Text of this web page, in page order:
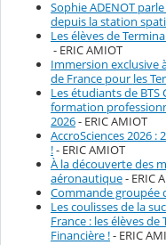
Sophie ADENOT
depuis la station
Les élèves de
- ERIC AMIOT
Immersion exclusive
de France pour les
Les étudiants de BTS
formation
2026- ERIC AMIOT
AccroSciences 2026 :
!- ERIC AMIOT
À la découverte des
aéronautique- ERIC
Commande groupée
Les coulisses de la
France : les élèves
Financière !- ERIC